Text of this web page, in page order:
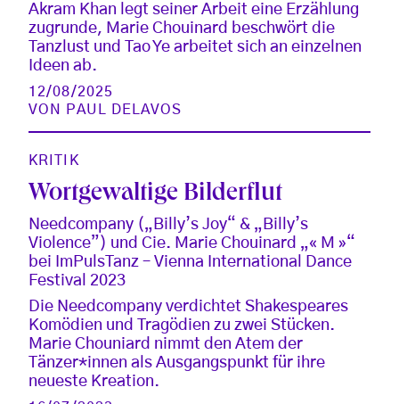
Akram Khan legt seiner Arbeit eine Erzählung
zugrunde, Marie Chouinard beschwört die
Tanzlust und Tao Ye arbeitet sich an einzelnen
Ideen ab.
12/08/2025
VON
PAUL DELAVOS
KRITIK
Wortgewaltige Bilderflut
Needcompany („Billy’s Joy“ & „Billy’s
Violence”) und Cie. Marie Chouinard „« M »“
bei ImPulsTanz – Vienna International Dance
Festival 2023
Die Needcompany verdichtet Shakespeares
Komödien und Tragödien zu zwei Stücken.
Marie Chouniard nimmt den Atem der
Tänzer*innen als Ausgangspunkt für ihre
neueste Kreation.